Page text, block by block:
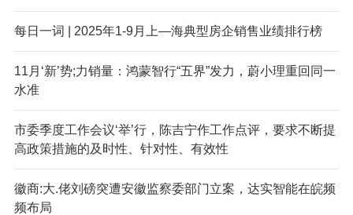
每日一词 | 2025年1-9月上—海典型房企销售业绩排行榜
11月‘新’势;力销量：鸿蒙智行“五界”发力，蔚小理重回同一
水准
市委季度工作会议‘举’行，陈吉宁作工作点评，要求不断提
高政策措施的及时性、针对性、有效性
徽商:大.佬刘磅突遭安徽监察委部门立案，达实智能在皖频
频布局